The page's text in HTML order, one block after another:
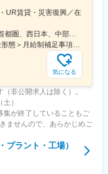
UR賃貸・災害復興／在
気になる
非公開求人は除く）。
）
集が終了していることもご
ませんので、あらかじめご
プラント・工場）